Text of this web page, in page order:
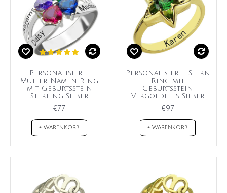
Personalisierte
Mütter Namen Ring
mit Geburtsstein
Sterling Silber
€77
+ WARENKORB
Personalisierte Stern
Ring mit
Geburtsstein
Vergoldetes Silber
€97
+ WARENKORB